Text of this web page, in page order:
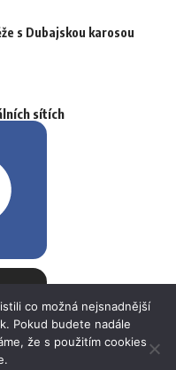
s Dubajskou karosou
sítích
co možná nejsnadnější
Pokud budete nadále
že s použitím cookies